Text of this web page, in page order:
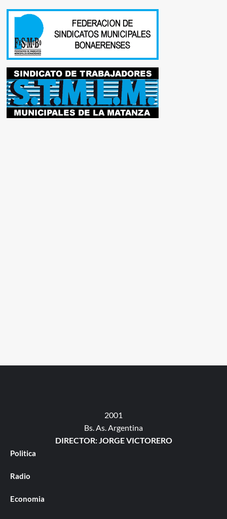
2001
Bs. As. Argentina
DIRECTOR: JORGE VICTORERO
Politica
Radio
Economia